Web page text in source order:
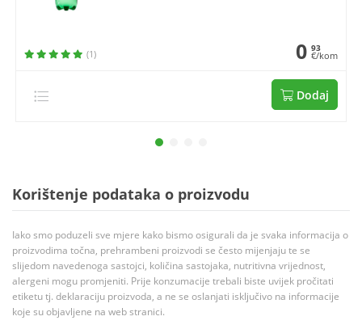
(1) 0 93
€/kom
Dodaj
Korištenje podataka o proizvodu
Iako smo poduzeli sve mjere kako bismo osigurali da je svaka informacija o
proizvodima točna, prehrambeni proizvodi se često mijenjaju te se
slijedom navedenoga sastojci, količina sastojaka, nutritivna vrijednost,
alergeni mogu promjeniti. Prije konzumacije trebali biste uvijek pročitati
etiketu tj. deklaraciju proizvoda, a ne se oslanjati isključivo na informacije
koje su objavljene na web stranici.